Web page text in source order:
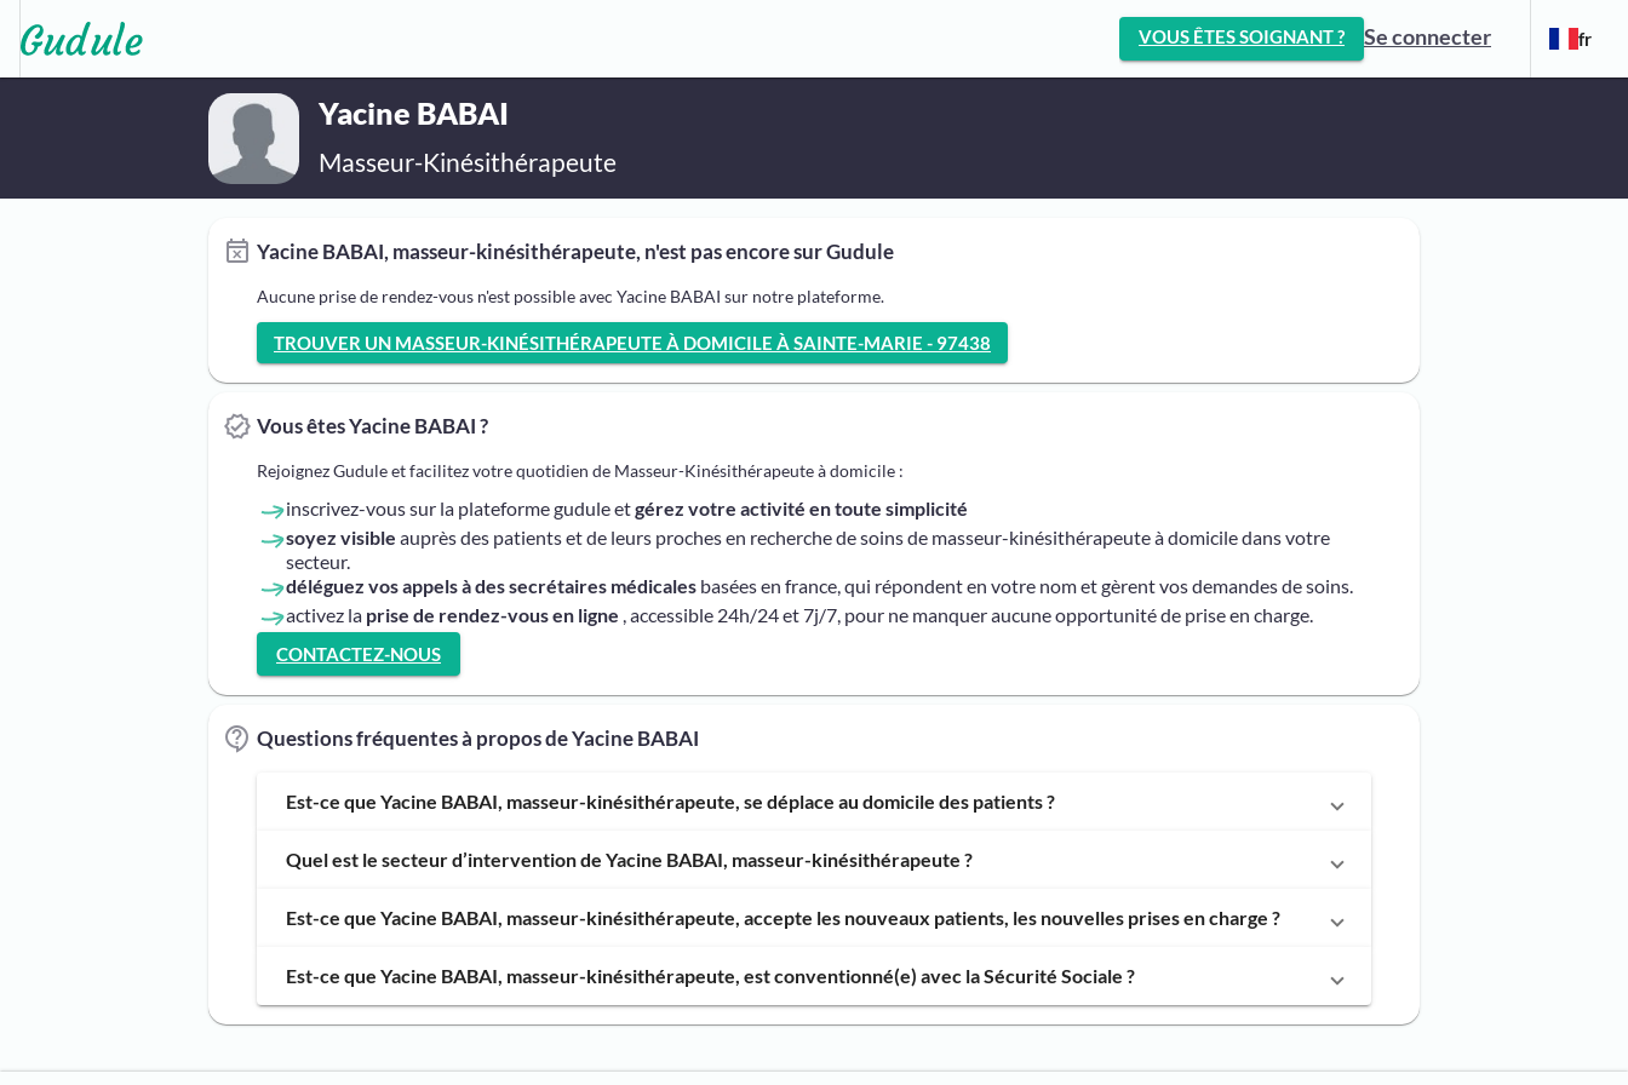
VOUS ÊTES SOIGNANT ? Se connecter fr
Yacine BABAI
Masseur-Kinésithérapeute
Yacine BABAI, masseur-kinésithérapeute, n'est pas encore sur Gudule
Aucune prise de rendez-vous n'est possible avec Yacine BABAI sur notre plateforme.
TROUVER UN MASSEUR-KINÉSITHÉRAPEUTE À DOMICILE À SAINTE-MARIE - 97438
Vous êtes Yacine BABAI ?
Rejoignez Gudule et facilitez votre quotidien de Masseur-Kinésithérapeute à domicile :
inscrivez-vous sur la plateforme gudule etgérez votre activité en toute simplicité
soyez visible auprès des patients et de leurs proches en recherche de soins de masseur-kinésithérapeute à domicile dans votre
secteur.
déléguez vos appels à des secrétaires médicales basées en france, qui répondent en votre nom et gèrent vos demandes de soins.
activez la prise de rendez-vous en ligne , accessible 24h/24 et 7j/7, pour ne manquer aucune opportunité de prise en charge.
CONTACTEZ-NOUS
Questions fréquentes à propos de Yacine BABAI
Est-ce que Yacine BABAI, masseur-kinésithérapeute, se déplace au domicile des patients ?
Quel est le secteur d’intervention de Yacine BABAI, masseur-kinésithérapeute ?
Est-ce que Yacine BABAI, masseur-kinésithérapeute, accepte les nouveaux patients, les nouvelles prises en charge ?
Est-ce que Yacine BABAI, masseur-kinésithérapeute, est conventionné(e) avec la Sécurité Sociale ?